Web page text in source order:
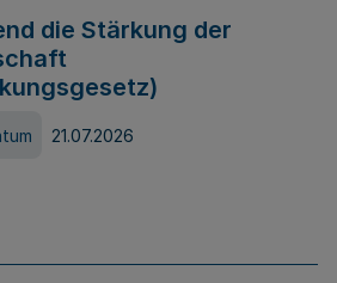
die Stärkung der
21.07.2026